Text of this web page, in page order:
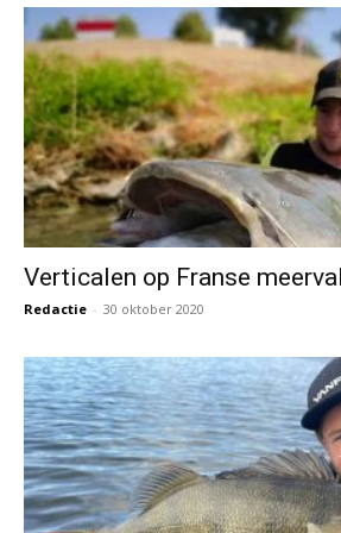
Verticalen op Franse
Redactie - 30 oktober 2020